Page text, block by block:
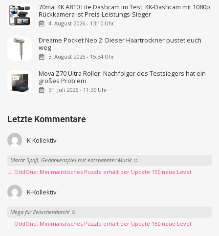
70mai 4K A810 Lite Dashcam im Test: 4K-Dashcam mit 1080p
Rückkamera ist Preis-Leistungs-Sieger
4. August 2026 - 13:10 Uhr
Dreame Pocket Neo 2: Dieser Haartrockner pustet euch
weg
3. August 2026 - 15:34 Uhr
Mova Z70 Ultra Roller: Nachfolger des Testsiegers hat ein
großes Problem
31. Juli 2026 - 11:30 Uhr
Letzte Kommentare
K-Kollektiv
Macht Spaß, Gedankenspiel mit entspannter Musik ☺️
→ OddOne: Minimalistisches Puzzle erhält per Update 150 neue Level
K-Kollektiv
Mega für Zwischendurch! ☺️
→ OddOne: Minimalistisches Puzzle erhält per Update 150 neue Level